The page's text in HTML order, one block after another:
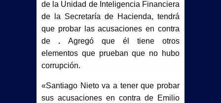
de la Unidad de Inteligencia Financiera
de la Secretaría de Hacienda, tendrá
que probar las acusaciones en contra
de . Agregó que él tiene otros
elementos que prueban que no hubo
corrupción.
«Santiago Nieto va a tener que probar
sus acusaciones en contra de Emilio